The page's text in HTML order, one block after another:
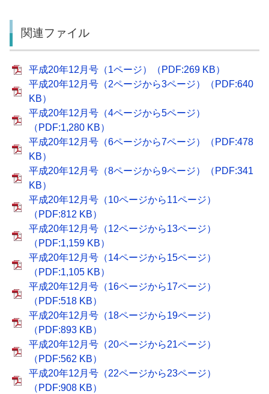
関連ファイル
平成20年12月号（1ページ）（PDF:269 KB）
平成20年12月号（2ページから3ページ）（PDF:640
KB）
平成20年12月号（4ページから5ページ）
（PDF:1,280 KB）
平成20年12月号（6ページから7ページ）（PDF:478
KB）
平成20年12月号（8ページから9ページ）（PDF:341
KB）
平成20年12月号（10ページから11ページ）
（PDF:812 KB）
平成20年12月号（12ページから13ページ）
（PDF:1,159 KB）
平成20年12月号（14ページから15ページ）
（PDF:1,105 KB）
平成20年12月号（16ページから17ページ）
（PDF:518 KB）
平成20年12月号（18ページから19ページ）
（PDF:893 KB）
平成20年12月号（20ページから21ページ）
（PDF:562 KB）
平成20年12月号（22ページから23ページ）
（PDF:908 KB）